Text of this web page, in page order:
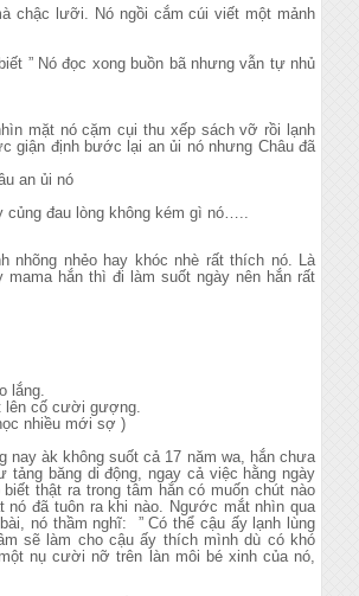
chậc lưỡi. Nó ngồi cắm cúi viết một mảnh
” Nó đọc xong buồn bã nhưng vẫn tự nhủ
mặt nó cặm cụi thu xếp sách vỡ rồi lạnh
giận định bước lại an ủi nó nhưng Châu đã
an ủi nó
đau lòng không kém gì nó…..
nhõng nhẻo hay khóc nhè rất thích nó. Là
hắn thì đi làm suốt ngày nên hắn rất
lắng.
lên cố cười gượng.
nhiều mới sợ )
nay àk không suốt cả 17 năm wa, hắn chưa
băng di động, ngay cả việc hằng ngày
thật ra trong tâm hắn có muốn chút nào
đã tuôn ra khi nào. Ngước mắt nhìn qua
nó thầm nghĩ: ” Có thể cậu ấy lạnh lùng
sẽ làm cho cậu ấy thích mình dù có khó
nụ cười nỡ trên làn môi bé xinh của nó,